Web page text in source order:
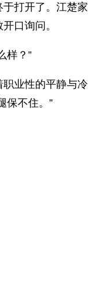
打开了。江楚家
口询问。
样？”
业性的平静与冷
保不住。”